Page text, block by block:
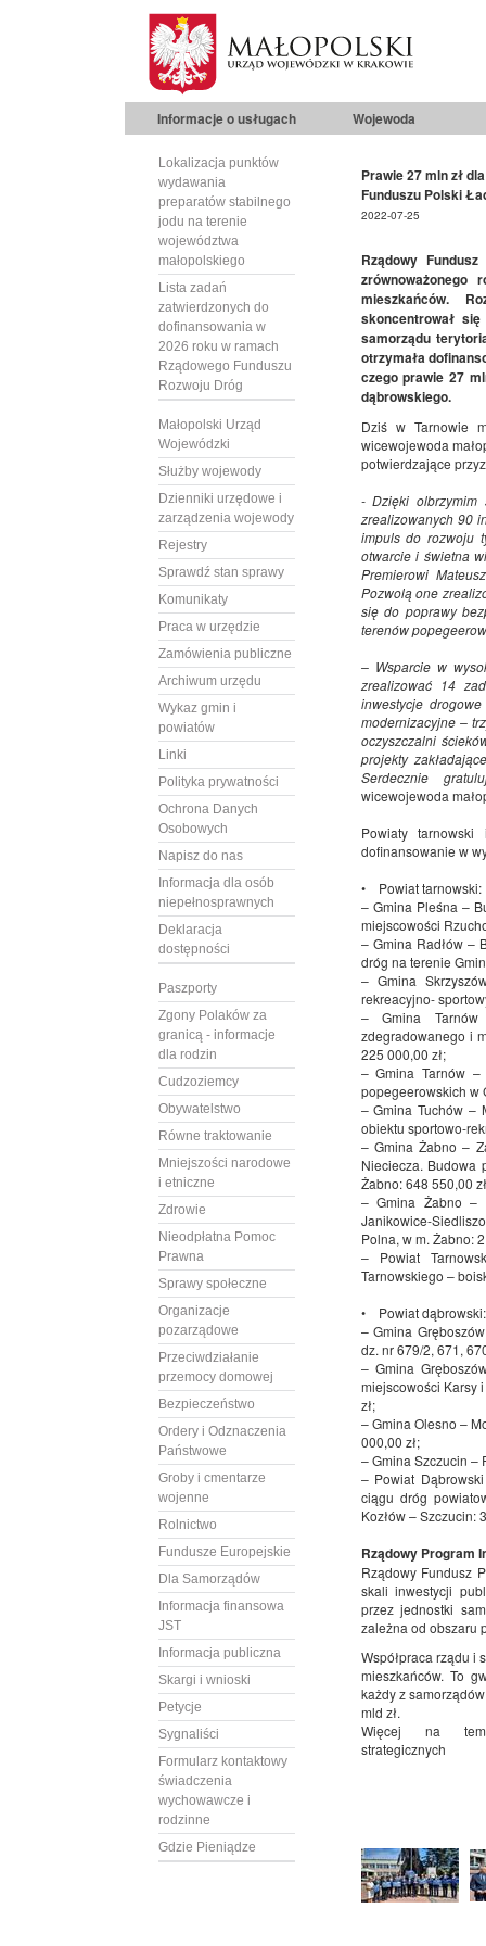
Informacje o usługach Wojewoda
Lokalizacja punktów
wydawania
preparatów stabilnego
jodu na terenie
województwa
małopolskiego
Lista zadań
zatwierdzonych do
dofinansowania w
2026 roku w ramach
Rządowego Funduszu
Rozwoju Dróg
Małopolski Urząd
Wojewódzki
Służby wojewody
Dzienniki urzędowe i
zarządzenia wojewody
Rejestry
Sprawdź stan sprawy
Komunikaty
Praca w urzędzie
Zamówienia publiczne
Archiwum urzędu
Wykaz gmin i
powiatów
Linki
Polityka prywatności
Ochrona Danych
Osobowych
Napisz do nas
Informacja dla osób
niepełnosprawnych
Deklaracja
dostępności
Paszporty
Zgony Polaków za
granicą - informacje
dla rodzin
Cudzoziemcy
Obywatelstwo
Równe traktowanie
Mniejszości narodowe
i etniczne
Zdrowie
Nieodpłatna Pomoc
Prawna
Sprawy społeczne
Organizacje
pozarządowe
Przeciwdziałanie
przemocy domowej
Bezpieczeństwo
Ordery i Odznaczenia
Państwowe
Groby i cmentarze
wojenne
Rolnictwo
Fundusze Europejskie
Dla Samorządów
Informacja finansowa
JST
Informacja publiczna
Skargi i wnioski
Petycje
Sygnaliści
Formularz kontaktowy
świadczenia
wychowawcze i
rodzinne
Gdzie Pieniądze
Prawie 27 mln zł
Funduszu Polski
2022-07-25
Rządowy
mieszkańców.
skoncentrował
samorządu
otrzymała
czego prawie 27
dąbrowskiego.
Dziś w Tarnowie
wicewojewoda
potwierdzające
- Dzięki olbrzymim
zrealizowanych 90
impuls do rozwoju
otwarcie i świetna
Premierowi
Pozwolą one
się do poprawy
terenów
– Wsparcie w
zrealizować 14
inwestycje
modernizacyjne –
oczyszczalni
projekty
Serdecznie
wicewojewoda
Powiaty
dofinansowanie w
• Powiat tarnowski:
– Gmina Pleśna –
miejscowości
– Gmina Radłów –
dróg na terenie
– Gmina
rekreacyjno-
– Gmina Tarnów
zdegradowanego i
225 000,00 zł;
– Gmina Tarnów –
popegeerowskich w
– Gmina Tuchów –
obiektu sportowo-
– Gmina Żabno –
Nieciecza. Budowa
Żabno: 648 550,00
– Gmina Żabno –
Janikowice-
Polna, w m. Żabno:
– Powiat
Tarnowskiego –
• Powiat dąbrowski:
– Gmina
dz. nr 679/2, 671,
– Gmina
miejscowości Karsy
zł;
– Gmina Olesno –
000,00 zł;
– Gmina Szczucin –
– Powiat
ciągu dróg
Kozłów – Szczucin:
Rządowy Program
Rządowy Fundusz
skali inwestycji
przez jednostki
zależna od obszaru
Współpraca rządu i
mieszkańców. To
każdy z
mld zł.
Więcej na temat
strategicznych